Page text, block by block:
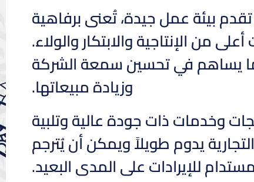
بيئة عمل جيدة، تُعنى برفاهية
الإنتاجية والابتكار والولاء.
يساهم في تحسين سمعة الشركة
وزيادة مبيعاتها.
وخدمات ذات جودة عالية وتلبية
يدوم طويلاً ويمكن أن يُترجم
للإيرادات على المدى البعيد.